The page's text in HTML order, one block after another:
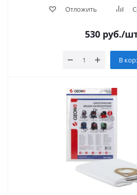
Отложить
530руб./
В